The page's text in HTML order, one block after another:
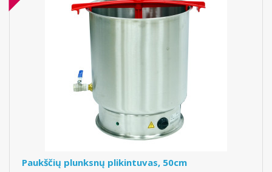
Paukščių plunksnų plikintuvas, 50cm